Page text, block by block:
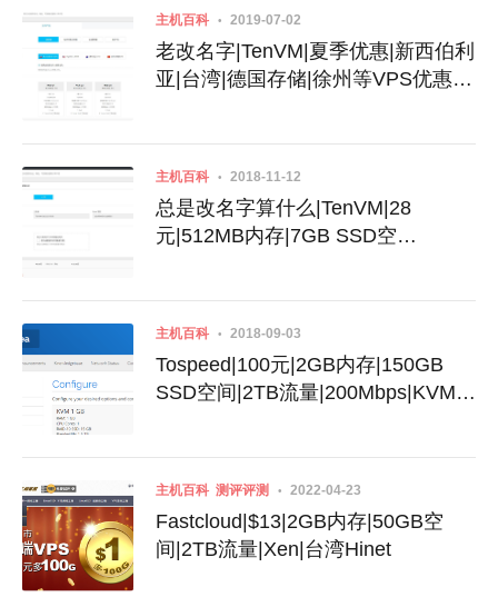
主机百科 2019-07-02
老改名字|TenVM|夏季优惠|新西伯利
亚|台湾|德国存储|徐州等VPS优惠|
主机百科 2018-11-12
总是改名字算什么|TenVM|28
元|512MB内存|7GB SSD空
主机百科 2018-09-03
Tospeed|100元|2GB内存|150GB
SSD空间|2TB流量|200Mbps|KVM|
主机百科 测评评测 2022-04-23
Fastcloud|$13|2GB内存|50GB空
间|2TB流量|Xen|台湾Hinet